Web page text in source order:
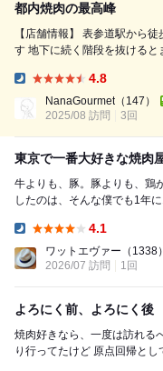
都内焼肉の最高峰
【店舗情報】 表参道駅から徒歩10分 細めの路地にひっそりと佇んでいま
す 地下に続く階段を抜けるとまずはバーカウンターがお出迎え。焼肉屋
ろにくの虜になり、ここ南青
に4度目の訪問にな...
4.8
NanaGourmet （147）
2025/08 訪問
3回
東京で一番大好きな焼肉
牛よりも、豚。豚よりも、鶏が好きな年頃
したのは、そんな僕でも1年
4.1
ワットエヴァー （1338）
2026/07 訪問
1回
よろにく前、よろにく後
焼肉好きなら、一度は訪れるべき名店。 恵比寿店が近
り行ってたけど 原点回帰として、自分のリスタートもあり 青山店に再訪